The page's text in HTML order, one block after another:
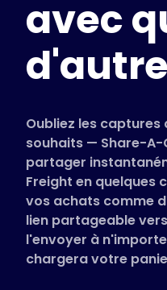
FAQ
avec
Oubliez les
souhaits — Share-
partager
Freight en quelques
vos achats comme
lien partageable
l'envoyer à
chargera votre